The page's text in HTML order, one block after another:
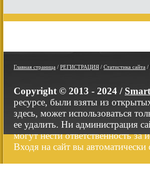
Главная страница / РЕГИСТРАЦИЯ / Статистика сайта /
Copyright © 2013 - 2024 /
ресурсе, были взяты из
здесь, может использоваться
ее удалить. Ни администрация
могут нести ответственность за
Входя на сайт вы